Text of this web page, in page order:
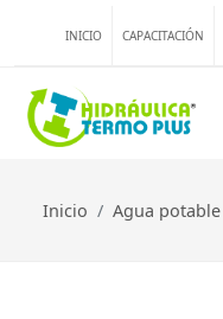
INICIO CAPACITACIÓN
Inicio Agua potable